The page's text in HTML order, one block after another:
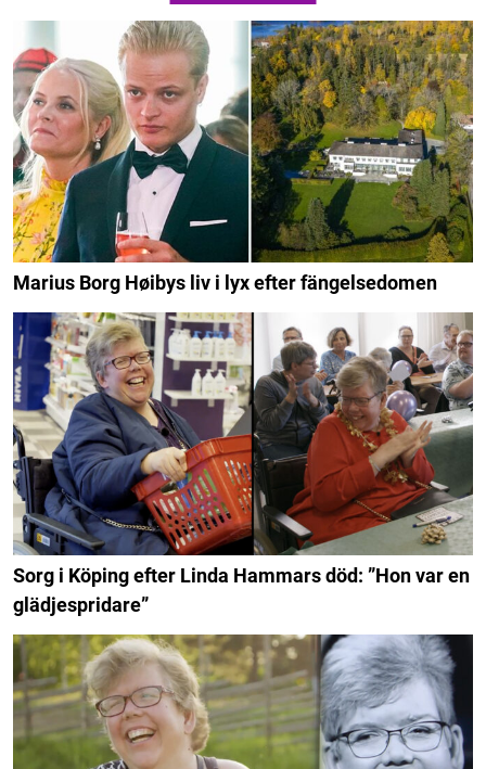
Marius Borg Høibys liv i lyx efter fängelsedomen
Sorg i Köping efter Linda Hammars död: ”Hon var en
glädjespridare”